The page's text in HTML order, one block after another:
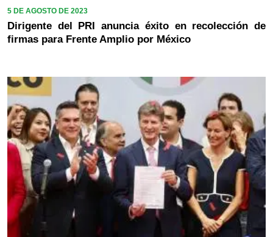
5 DE AGOSTO DE 2023
Dirigente del PRI anuncia éxito en recolección de
firmas para Frente Amplio por México